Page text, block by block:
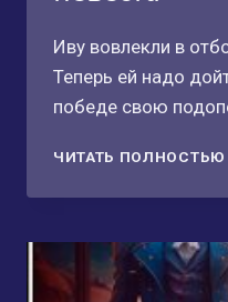
Иву вовлекли в
Теперь ей надо
победе свою
ЧИТАТЬ ПОЛНОСТЬЮ